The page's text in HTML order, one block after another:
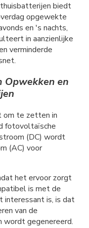
biedt
opgewekte
en 's nachts,
in aanzienlijke
verminderde
Opwekken en
om te zetten in
fotovoltaïsche
(DC) wordt
(AC) voor
het ervoor zorgt
is met de
interessant is, is dat
van de
wordt gegenereerd.